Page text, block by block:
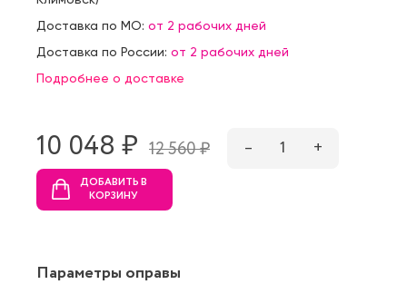
Доставка по МО: от 2 рабочих дней
Доставка по России: от 2 рабочих дней
Подробнее о доставке
10 048 ₷ 12 560 ₷ – 1 +
ДОБАВИТЬ В
КОРЗИНУ
Параметры оправы